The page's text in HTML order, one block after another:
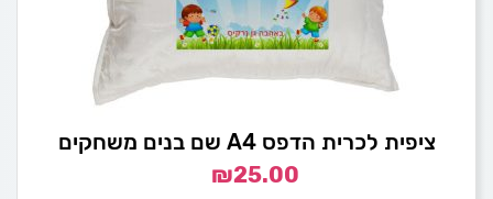
ציפית לכרית הדפס A4 שם בנים משחקים
₪25.00